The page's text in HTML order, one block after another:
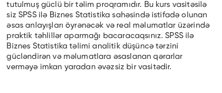
tutulmuş güclü bir təlim proqramıdır. Bu kurs vasitəsilə
siz SPSS ilə Biznes Statistika sahəsində istifadə olunan
əsas anlayışları öyrənəcək və real məlumatlar üzərində
praktik təhlillər aparmağı bacaracaqsınız. SPSS ilə
Biznes Statistika təlimi analitik düşüncə tərzini
gücləndirən və məlumatlara əsaslanan qərarlar
verməyə imkan yaradan əvəzsiz bir vasitədir.